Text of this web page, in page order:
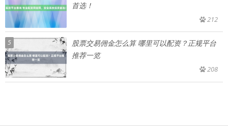
首选！
212
5
股票交易佣金怎么算 哪里可以配资？正规平台
推荐一览
208